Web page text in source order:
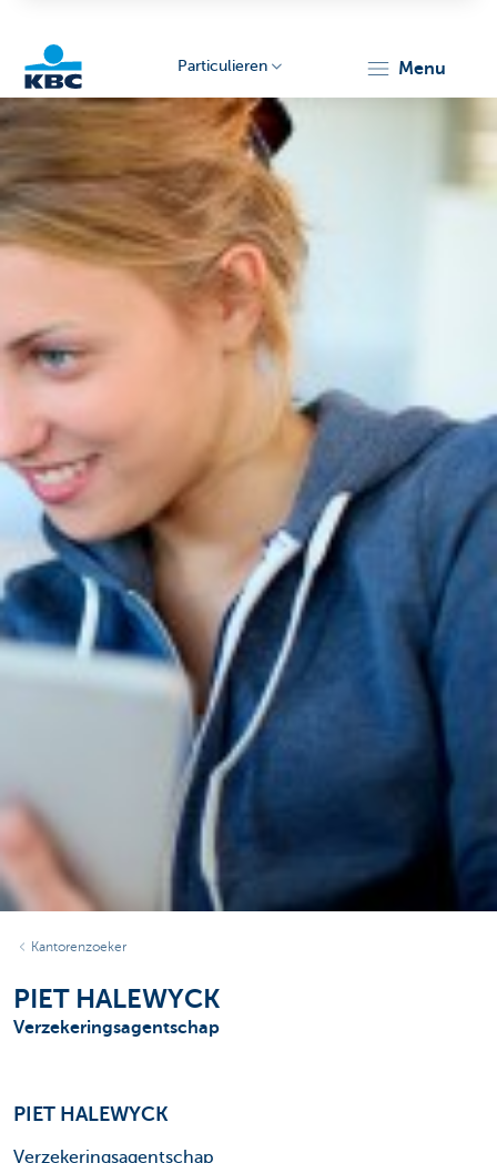
Particulieren menu
Kantorenzoeker
PIET HALEWYCK
Verzekeringsagentschap
PIET HALEWYCK
Verzekeringsagentschap